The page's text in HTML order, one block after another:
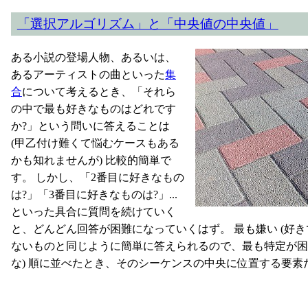
「選択アルゴリズム」と「中央値の中央値」
ある小説の登場人物、あるいは、
あるアーティストの曲といった集
合について考えるとき、「それら
の中で最も好きなものはどれです
か?」という問いに答えることは
(甲乙付け難くて悩むケースもある
かも知れませんが) 比較的簡単で
す。 しかし、「2番目に好きなもの
は?」「3番目に好きなものは?」...
といった具合に質問を続けていく
と、どんどん回答が困難になっていくはず。 最も嫌い (好
ないものと同じように簡単に答えられるので、最も特定が
な) 順に並べたとき、そのシーケンスの中央に位置する要素